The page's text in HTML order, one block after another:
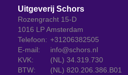
Uitgeverij Schors
Rozengracht 15-D
1016 LP Amsterdam
Telefoon: +31206382505
E-mail:
info@schors.nl
KVK:
(NL) 34.319.730
BTW:
(NL) 820.206.386.B01